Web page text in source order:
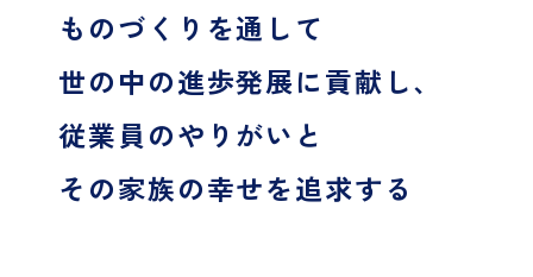
ものづくりを通して
世の中の進歩発展に貢献し、
従業員のやりがいと
その家族の幸せを追求する